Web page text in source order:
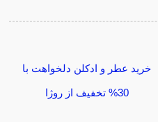
خرید عطر و ادکلن دلخواهت با
30% تخفیف از روژا